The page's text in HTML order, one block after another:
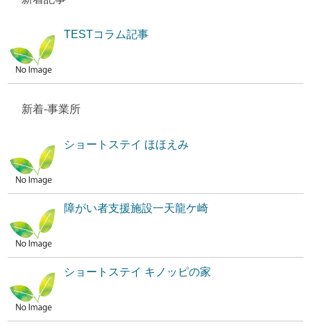
TESTコラム記事
新着-事業所
ショートステイ ほほえみ
障がい者支援施設一天龍ケ崎
ショートステイ キノッピの家